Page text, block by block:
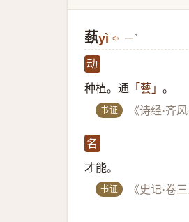
蓺yì ㄧˋ
动
种植。通 「藝」 。
书证 《诗经·齐风
名
才能。
书证 《史记·卷